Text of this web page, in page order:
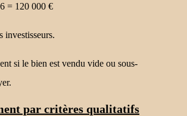
= 120 000 €
investisseurs.
si le bien est vendu vide ou sous-
par critères qualitatifs